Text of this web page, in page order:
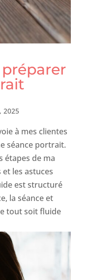
2025
à mes clientes
séance portrait.
étapes de ma
les astuces
est structuré
la séance et
tout soit fluide